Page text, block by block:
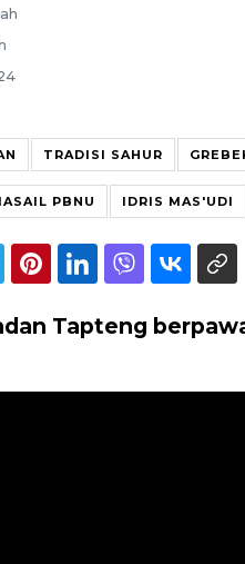
TRADISI SAHUR
PBNU IDRIS MAS'UDI
Tapteng